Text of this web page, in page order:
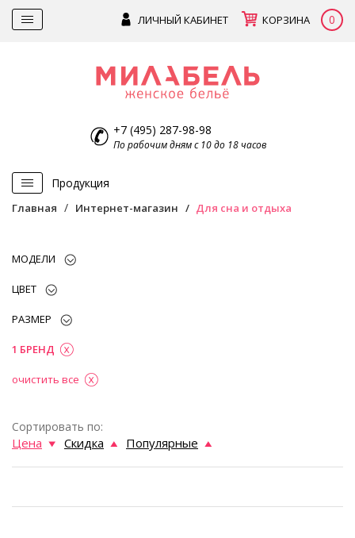
ЛИЧНЫЙ КАБИНЕТ КОРЗИНА 0
+7 (495) 287-98-98
По рабочим дням с 10 до 18 часов
Продукция
Главная Интернет-магазин Для сна и отдыха
МОДЕЛИ
ЦВЕТ
РАЗМЕР
1 БРЕНД
очистить все
Сортировать по:
Цена Скидка Популярные